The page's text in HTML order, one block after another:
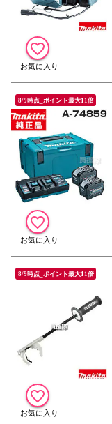
8/9時点_ポイント最大11倍
8/9時点_ポイント最大11倍